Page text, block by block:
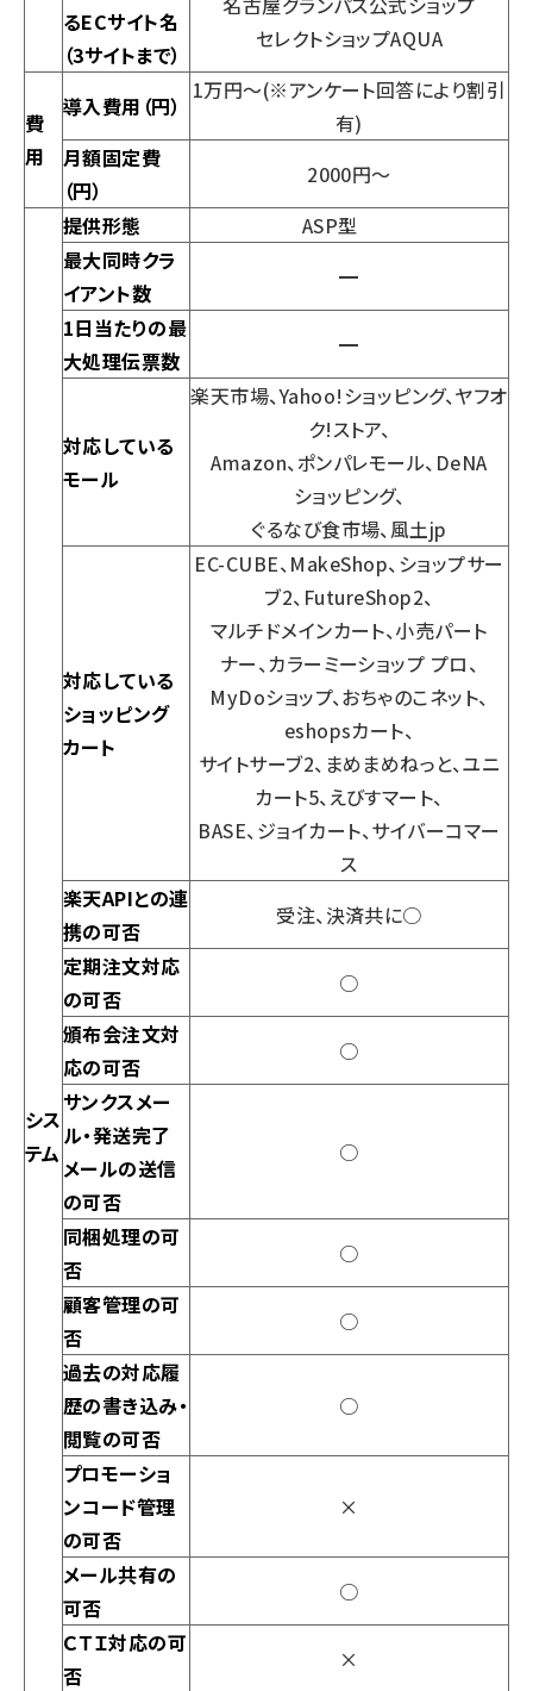
るECサイト名
（3サイトまで）
セレクトショップAQUA
費
用
導入費用（円）
1万円～(※アンケート回答により割引
有)
月額固定費
（円）
2000円～
シス
テム
提供形態
ASP型
最大同時クラ
イアント数
━
1日当たりの最
大処理伝票数
━
対応している
モール
楽天市場、Yahoo!ショッピング、ヤフオ
ク!ストア、
Amazon、ポンパレモール、DeNA
ショッピング、
ぐるなび食市場、風土jp
対応している
ショッピング
カート
EC-CUBE、MakeShop、ショップサー
ブ2、FutureShop2、
マルチドメインカート、小売パート
ナー、カラーミーショップ プロ、
MyDoショップ、おちゃのこネット、
eshopsカート、
サイトサーブ2、まめまめねっと、ユニ
カート5、えびすマート、
BASE、ジョイカート、サイバーコマー
ス
楽天APIとの連
携の可否
受注、決済共に○
定期注文対応
の可否
○
頒布会注文対
応の可否
○
サンクスメー
ル・発送完了
メールの送信
の可否
○
同梱処理の可
否
○
顧客管理の可
否
○
過去の対応履
歴の書き込み・
閲覧の可否
○
プロモーショ
ンコード管理
の可否
×
メール共有の
可否
○
ＣＴＩ対応の可
否
×